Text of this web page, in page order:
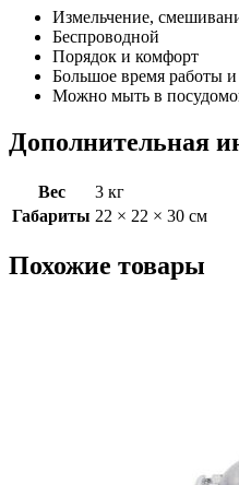
5KFCB519EAC
Измельчение,
Беспроводной
Порядок и комфорт
Большое время работы и
Можно мыть в
Дополнительная
Вес
3 кг
Габариты 22 × 22 × 30 см
Похожие товары